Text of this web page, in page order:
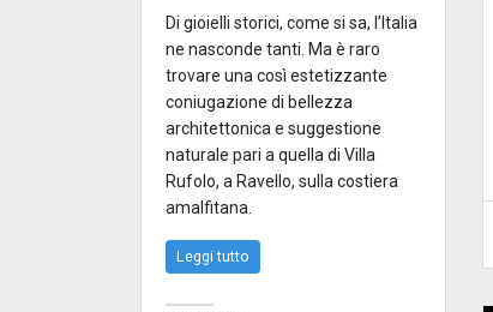
Di gioielli storici, come si sa, l’Italia
ne nasconde tanti. Ma è raro
trovare una così estetizzante
coniugazione di bellezza
architettonica e suggestione
naturale pari a quella di Villa
Rufolo, a Ravello, sulla costiera
amalfitana.
Leggi tutto